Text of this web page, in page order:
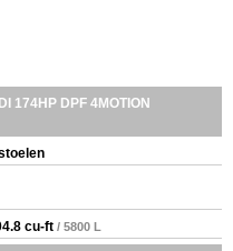
174HP DPF 4MOTION
cu-ft / 5800 L